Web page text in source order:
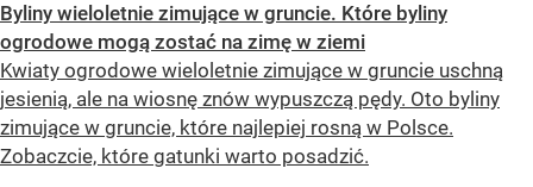
Byliny wieloletnie zimujące w gruncie. Które byliny
ogrodowe mogą zostać na zimę w ziemi
Kwiaty ogrodowe wieloletnie zimujące w gruncie uschną
jesienią, ale na wiosnę znów wypuszczą pędy. Oto byliny
zimujące w gruncie, które najlepiej rosną w Polsce.
Zobaczcie, które gatunki warto posadzić.